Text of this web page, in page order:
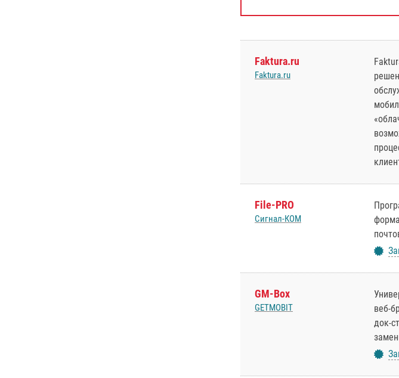
Faktura.ru
Faktura.ru
File-PRO
Сигнал-КOM
GM-Box
GETMOBIT
веб-
док-